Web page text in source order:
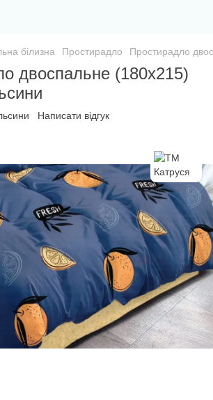
білизна Простирадло Простирадло
двоспальне (180х215)
Написати відгук